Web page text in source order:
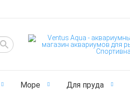
Море Для пруда